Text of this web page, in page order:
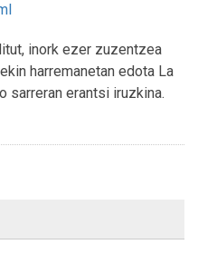
inork ezer zuzentzea
harremanetan edota La
sarreran erantsi iruzkina.